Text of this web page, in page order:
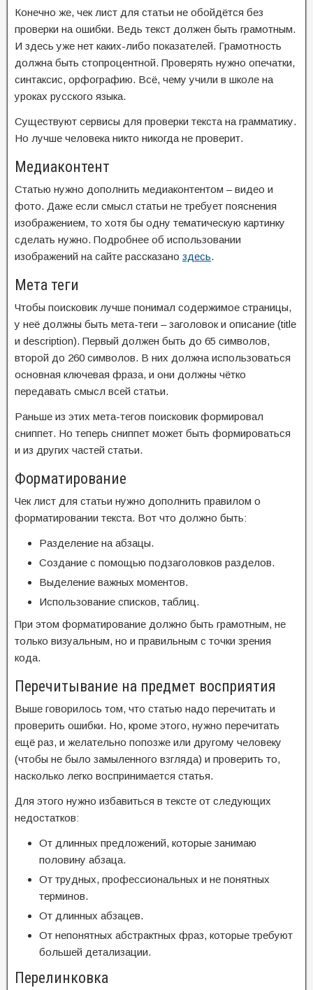
Конечно же, чек лист для статьи не обойдётся без
проверки на ошибки. Ведь текст должен быть грамотным.
И здесь уже нет каких-либо показателей. Грамотность
должна быть стопроцентной. Проверять нужно опечатки,
синтаксис, орфографию. Всё, чему учили в школе на
уроках русского языка.
Существуют сервисы для проверки текста на грамматику.
Но лучше человека никто никогда не проверит.
Медиаконтент
Статью нужно дополнить медиаконтентом – видео и
фото. Даже если смысл статьи не требует пояснения
изображением, то хотя бы одну тематическую картинку
сделать нужно. Подробнее об использовании
изображений на сайте рассказано здесь.
Мета теги
Чтобы поисковик лучше понимал содержимое страницы,
у неё должны быть мета-теги – заголовок и описание (title
и description). Первый должен быть до 65 символов,
второй до 260 символов. В них должна использоваться
основная ключевая фраза, и они должны чётко
передавать смысл всей статьи.
Раньше из этих мета-тегов поисковик формировал
сниппет. Но теперь сниппет может быть формироваться
и из других частей статьи.
Форматирование
Чек лист для статьи нужно дополнить правилом о
форматировании текста. Вот что должно быть:
Разделение на абзацы.
Создание с помощью подзаголовков разделов.
Выделение важных моментов.
Использование списков, таблиц.
При этом форматирование должно быть грамотным, не
только визуальным, но и правильным с точки зрения
кода.
Перечитывание на предмет восприятия
Выше говорилось том, что статью надо перечитать и
проверить ошибки. Но, кроме этого, нужно перечитать
ещё раз, и желательно попозже или другому человеку
(чтобы не было замыленного взгляда) и проверить то,
насколько легко воспринимается статья.
Для этого нужно избавиться в тексте от следующих
недостатков:
От длинных предложений, которые занимаю
половину абзаца.
От трудных, профессиональных и не понятных
терминов.
От длинных абзацев.
От непонятных абстрактных фраз, которые требуют
большей детализации.
Перелинковка